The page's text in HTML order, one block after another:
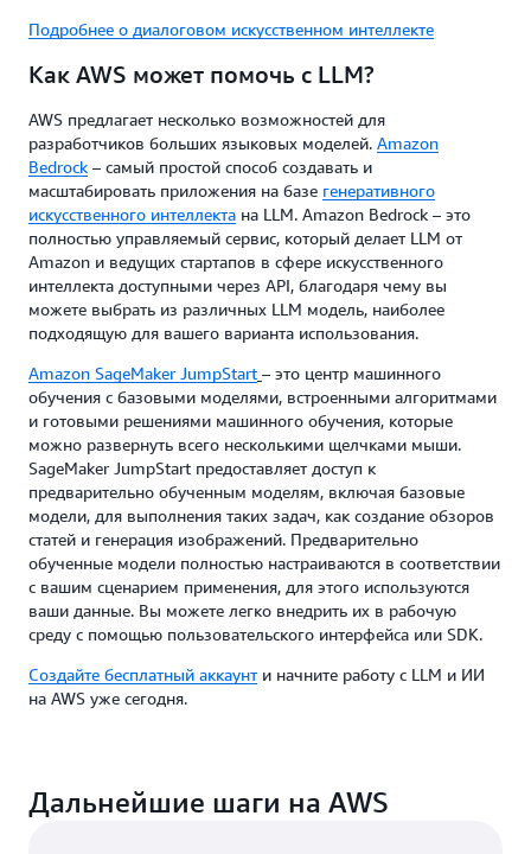
Подробнее о диалоговом искусственном интеллекте
Как AWS может помочь с LLM?
AWS предлагает несколько возможностей для
разработчиков больших языковых моделей. Amazon
Bedrock – самый простой способ создавать и
масштабировать приложения на базе генеративного
искусственного интеллекта на LLM. Amazon Bedrock – это
полностью управляемый сервис, который делает LLM от
Amazon и ведущих стартапов в сфере искусственного
интеллекта доступными через API, благодаря чему вы
можете выбрать из различных LLM модель, наиболее
подходящую для вашего варианта использования.
Amazon SageMaker JumpStart – это центр машинного
обучения с базовыми моделями, встроенными алгоритмами
и готовыми решениями машинного обучения, которые
можно развернуть всего несколькими щелчками мыши.
SageMaker JumpStart предоставляет доступ к
предварительно обученным моделям, включая базовые
модели, для выполнения таких задач, как создание обзоров
статей и генерация изображений. Предварительно
обученные модели полностью настраиваются в соответствии
с вашим сценарием применения, для этого используются
ваши данные. Вы можете легко внедрить их в рабочую
среду с помощью пользовательского интерфейса или SDK.
Создайте бесплатный аккаунти начните работу с LLM и ИИ
на AWS уже сегодня.
Дальнейшие шаги на AWS